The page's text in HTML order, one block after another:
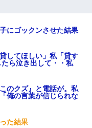
にゴックンさせた結果
してほしい」私「貸す
ら泣き出して・・私
のクズ』と電話が。私
俺の言葉が信じられな
た結果